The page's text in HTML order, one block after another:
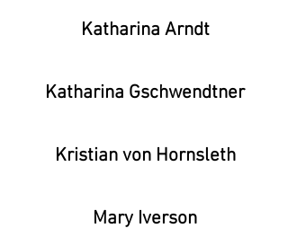
Katharina Arndt
Katharina Gschwendtner
Kristian von Hornsleth
Mary Iverson